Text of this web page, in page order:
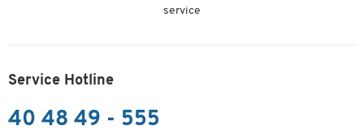
service
Service Hotline
40 48 49 - 555